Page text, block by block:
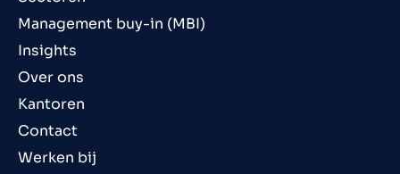
Management buy-in (MBI)
Insights
Over ons
Kantoren
Contact
Werken bij